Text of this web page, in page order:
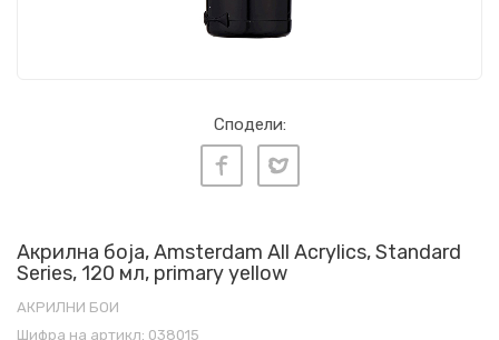
Сподели:
Акрилна боја, Amsterdam All Acrylics, Standard
Series, 120 мл, primary yellow
АКРИЛНИ БОИ
Шифра на артикл: 038015